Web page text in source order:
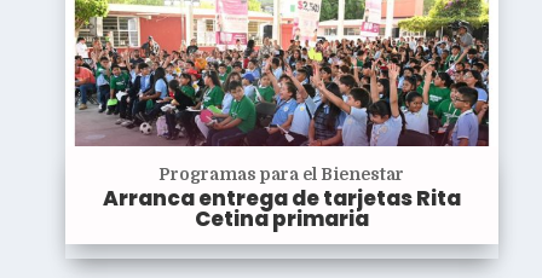
Programas para el Bienestar
Arranca entrega de tarjetas Rita
Cetina primaria